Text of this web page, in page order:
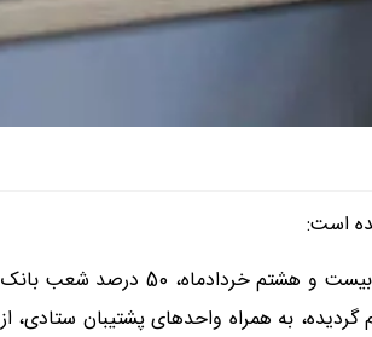
است:
با توجه به تعطیلی بازار بورس تهران و حسب هماهنگی های بعمل آمده، روز چهارشنبه بیست و هشتم خردادماه، 50 درصد شعب بانک
به همراه واحدهای پشتیبان ستادی، از